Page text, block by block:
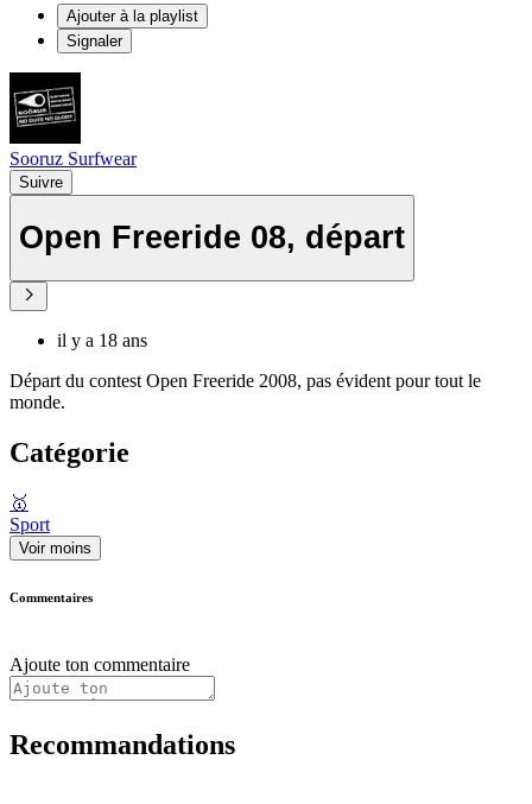
Ajouter à la playlist
Signaler
Sooruz Surfwear
Suivre
Open Freeride 08, départ
il y a 18 ans
Départ du contest Open Freeride 2008, pas évident pour tout le
monde.
Catégorie
🥇
Sport
Voir moins
Commentaires
Ajoute ton commentaire
Recommandations